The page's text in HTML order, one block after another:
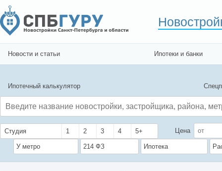
Новости и статьи Ипотеки и банки
Ипотечный калькулятор
Студия 1 2 3 4 5+ Цена
У метро 214 ФЗ Ипотека